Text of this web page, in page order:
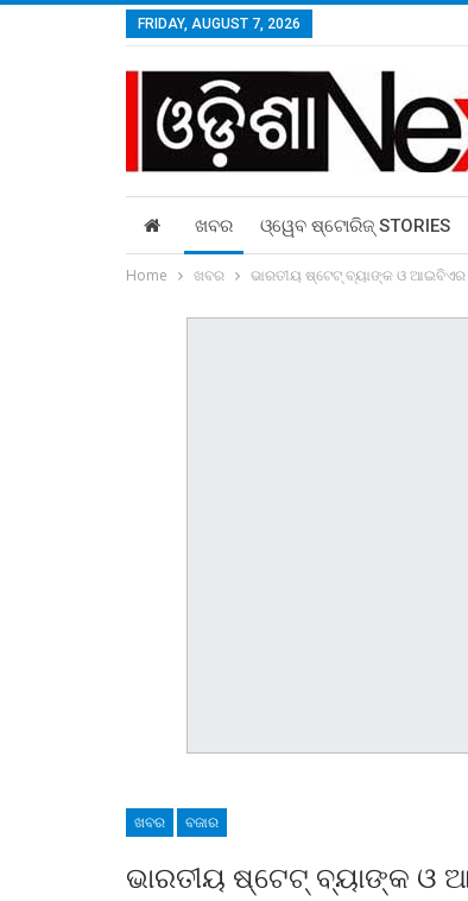
FRIDAY, AUGUST 7, 2026
ଖବର ଓ୍ୱେବ ଷ୍ଟୋରିଜ୍‌ STORIES
Home ଖବର ଭାରତୀୟ ଷ୍ଟେଟ୍‌ ବ୍ୟାଙ୍କ ଓ ଆଇବିଏର
ଖବର ବଜାର
ଭାରତୀୟ ଷ୍ଟେଟ୍‌ ବ୍ୟାଙ୍କ ଓ